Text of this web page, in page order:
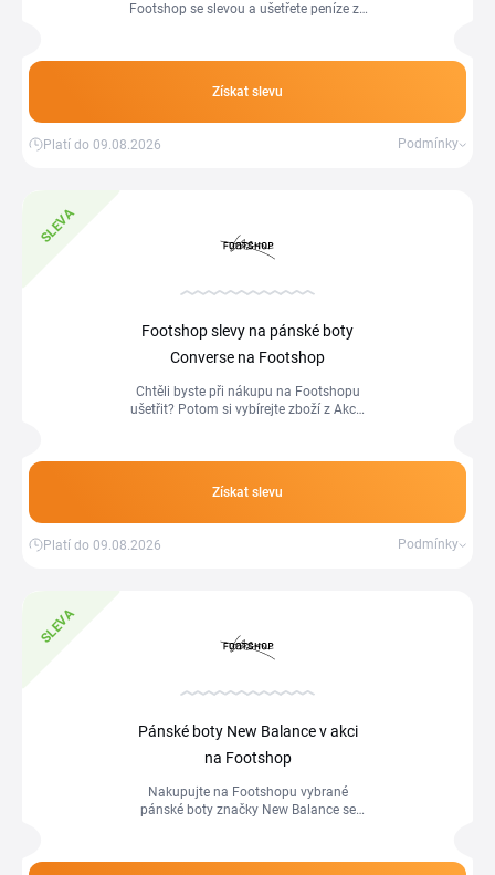
Footshop se slevou a ušetřete peníze za
nákupu část peněz zpět.
Získat slevu
Platí do 09.08.2026 Podmínky
SLEVA
Footshop slevy na pánské boty
Converse na Footshop
Chtěli byste při nákupu na Footshopu
ušetřit? Potom si vybírejte zboží z Akce.
Converse.
Získat slevu
Platí do 09.08.2026 Podmínky
SLEVA
Pánské boty New Balance v akci
na Footshop
Nakupujte na Footshopu vybrané
pánské boty značky New Balance se